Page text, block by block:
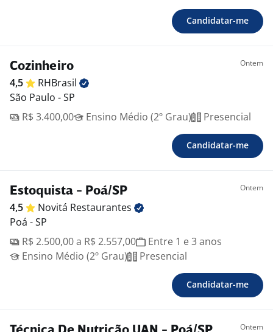
Candidatar-me
Cozinheiro Ontem
4,5
RHBrasil
São Paulo - SP
R$ 3.400,00
Ensino Médio (2º Grau) Presencial
Candidatar-me
Estoquista - Poá/SP Ontem
4,5 Novitá Restaurantes
Poá - SP
R$ 2.500,00 a R$ 2.557,00
Entre 1 e 3 anos
Ensino Médio (2º Grau)
Presencial
Candidatar-me
Ontem